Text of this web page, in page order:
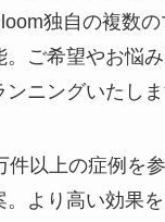
独自の複数
。ご希望やお悩
ニングいたしま
件以上の症例を
より高い効果